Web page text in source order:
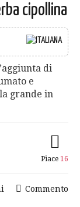
cipollina
di
e
grande in
Piace 16
Commento